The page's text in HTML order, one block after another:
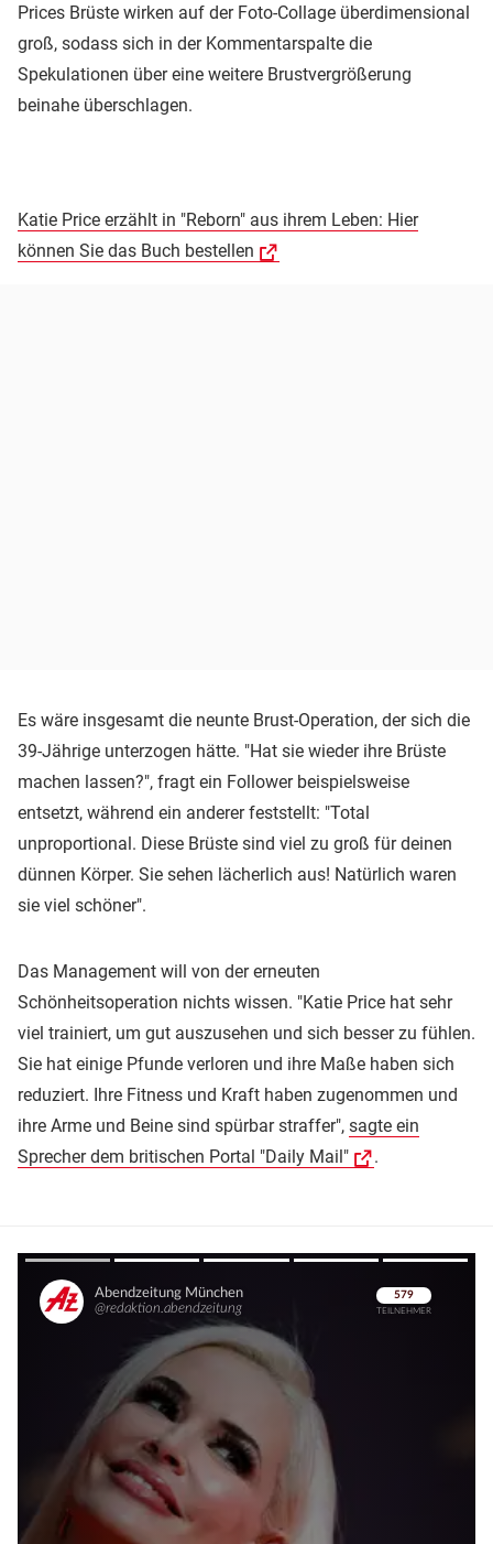
Prices Brüste wirken auf der Foto-Collage überdimensional
groß, sodass sich in der Kommentarspalte die
Spekulationen über eine weitere Brustvergrößerung
beinahe überschlagen.
Katie Price erzählt in "Reborn" aus ihrem Leben: Hier
können Sie das Buch bestellen
Es wäre insgesamt die neunte Brust-Operation, der sich die
39-Jährige unterzogen hätte. "Hat sie wieder ihre Brüste
machen lassen?", fragt ein Follower beispielsweise
entsetzt, während ein anderer feststellt: "Total
unproportional. Diese Brüste sind viel zu groß für deinen
dünnen Körper. Sie sehen lächerlich aus! Natürlich waren
sie viel schöner".
Das Management will von der erneuten
Schönheitsoperation nichts wissen. "Katie Price hat sehr
viel trainiert, um gut auszusehen und sich besser zu fühlen.
Sie hat einige Pfunde verloren und ihre Maße haben sich
reduziert. Ihre Fitness und Kraft haben zugenommen und
ihre Arme und Beine sind spürbar straffer", sagte ein
Sprecher dem britischen Portal "Daily Mail"
.
Überspringen